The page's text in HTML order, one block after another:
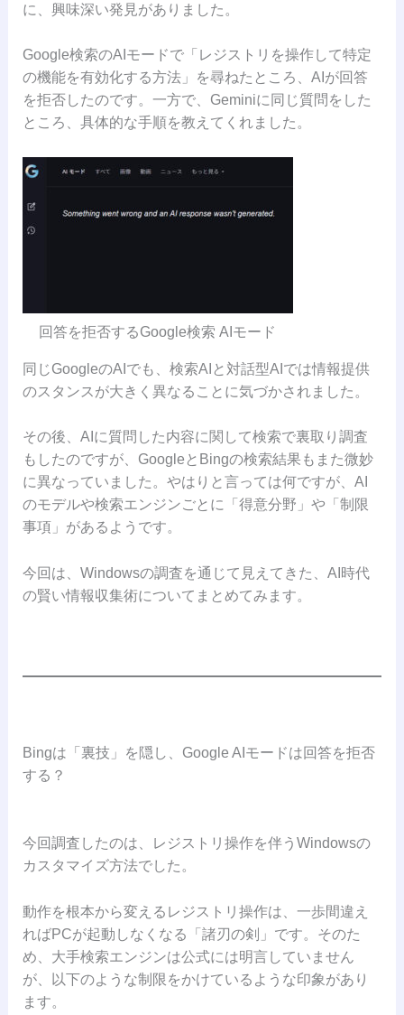
に、興味深い発見がありました。
Google検索のAIモードで「レジストリを操作して特定
の機能を有効化する方法」を尋ねたところ、AIが回答
を拒否したのです。一方で、Geminiに同じ質問をした
ところ、具体的な手順を教えてくれました。
回答を拒否するGoogle検索 AIモード
同じGoogleのAIでも、検索AIと対話型AIでは情報提供
のスタンスが大きく異なることに気づかされました。
その後、AIに質問した内容に関して検索で裏取り調査
もしたのですが、GoogleとBingの検索結果もまた微妙
に異なっていました。やはりと言っては何ですが、AI
のモデルや検索エンジンごとに「得意分野」や「制限
事項」があるようです。
今回は、Windowsの調査を通じて見えてきた、AI時代
の賢い情報収集術についてまとめてみます。
Bingは「裏技」を隠し、Google AIモードは回答を拒否
する？
今回調査したのは、レジストリ操作を伴うWindowsの
カスタマイズ方法でした。
動作を根本から変えるレジストリ操作は、一歩間違え
ればPCが起動しなくなる「諸刃の剣」です。そのた
め、大手検索エンジンは公式には明言していません
が、以下のような制限をかけているような印象があり
ます。